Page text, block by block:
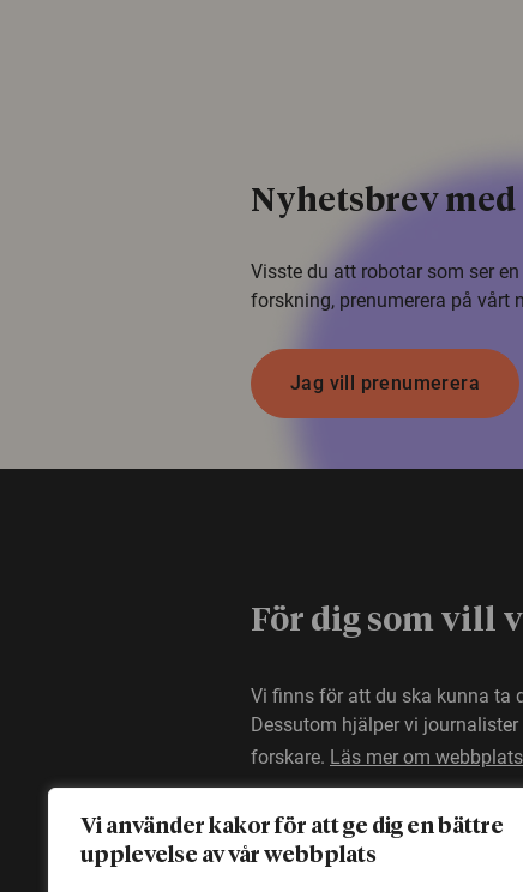
Vi använder kakor för att ge dig en bättre
upplevelse av vår webbplats
Nyhetsbrev
Visste du att robotar som ser
forskning, prenumerera på vårt
Jag vill prenumerera
För dig som vill
Vi finns för att du ska kunna ta
Dessutom hjälper vi
forskare. Läs mer om